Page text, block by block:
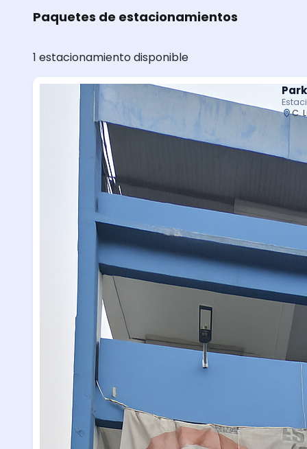
Paquetes de estacionamientos
1 estacionamiento disponible
C.